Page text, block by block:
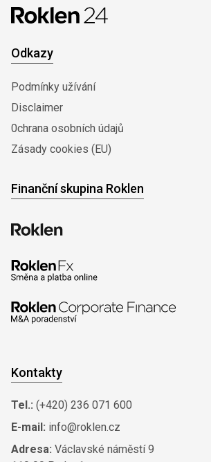
Odkazy
Podmínky užívání
Disclaimer
0chrana osobních údajů
Zásady cookies (EU)
Finanční skupina Roklen
Kontakty
Tel.: (+420) 236 071 600
E-mail: info@roklen.cz
Adresa: Václavské náměstí 9